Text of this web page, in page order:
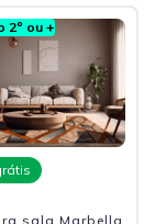
2º ou +
sala Marbella